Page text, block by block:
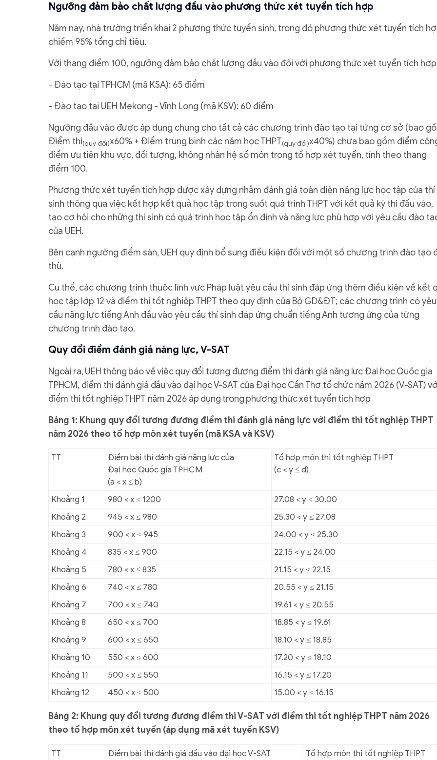
Ngưỡng đảm bảo chất lượng đầu vào phương thức xét tuyển tích hợp
Năm nay, nhà trường triển khai 2 phương thức tuyển sinh, trong đó phương thức xét tuyển tích
chiếm 95% tổng chỉ tiêu.
Với thang điểm 100, ngưỡng đảm bảo chất lượng đầu vào đối với phương thức xét tuyển tích
- Đào tạo tại TPHCM (mã KSA): 65 điểm
- Đào tạo tại UEH Mekong - Vĩnh Long (mã KSV): 60 điểm
Ngưỡng đầu vào được áp dụng chung cho tất cả các chương trình đào tạo tại từng cơ sở (bao
Điểm thi(quy đổi)x60% + Điểm trung bình các năm học THPT(quy đổi)x40%) chưa bao gồm điểm
điểm ưu tiên khu vực, đối tượng, không nhân hệ số môn trong tổ hợp xét tuyển, tính theo thang
điểm 100.
Phương thức xét tuyển tích hợp được xây dựng nhằm đánh giá toàn diện năng lực học tập của thí
sinh thông qua việc kết hợp kết quả học tập trong suốt quá trình THPT với kết quả kỳ thi đầu vào,
tạo cơ hội cho những thí sinh có quá trình học tập ổn định và năng lực phù hợp với yêu cầu đào
của UEH.
Bên cạnh ngưỡng điểm sàn, UEH quy định bổ sung điều kiện đối với một số chương trình đào tạo
thù.
Cụ thể, các chương trình thuộc lĩnh vực Pháp luật yêu cầu thí sinh đáp ứng thêm điều kiện về kết
học tập lớp 12 và điểm thi tốt nghiệp THPT theo quy định của Bộ GD&ĐT; các chương trình có yêu
cầu năng lực tiếng Anh đầu vào yêu cầu thí sinh đáp ứng chuẩn tiếng Anh tương ứng của từng
chương trình đào tạo.
Quy đổi điểm đánh giá năng lực, V-SAT
Ngoài ra, UEH thông báo về việc quy đổi tương đương điểm thi đánh giá năng lực Đại học Quốc gia
TPHCM, điểm thi đánh giá đầu vào đại học V-SAT của Đại học Cần Thơ tổ chức năm 2026 (V-SAT)
điểm thi tốt nghiệp THPT năm 2026 áp dụng trong phương thức xét tuyển tích hợp
Bảng 1: Khung quy đổi tương đương điểm thi đánh giá năng lực với điểm thi tốt nghiệp THPT
năm 2026 theo tổ hợp môn xét tuyển (mã KSA và KSV)
TT
Điểm bài thi đánh giá năng lực của
Đại học Quốc gia TPHCM
(a < x≤b)
Tổ hợp môn thi tốt nghiệp THPT
(c < y≤d)
Khoảng 1 980 < x ≤ 1200
27.08 < y ≤ 30.00
Khoảng 2
945 < x ≤ 980
25.30 < y ≤ 27.08
Khoảng 3
900 < x ≤ 945
24.00 < y ≤ 25.30
Khoảng 4
835 < x ≤ 900
22.15 < y ≤ 24.00
Khoảng 5
780 < x≤835
21.15 < y ≤ 22.15
Khoảng 6
740 < x ≤ 780
20.55 < y ≤ 21.15
Khoảng 7
700 < x ≤ 740
19.61 < y ≤ 20.55
Khoảng 8
650 < x ≤ 700
18.85 < y ≤ 19.61
Khoảng 9
600 < x ≤ 650
18.10 < y ≤ 18.85
Khoảng 10
550 < x ≤ 600
17.20 < y ≤ 18.10
Khoảng 11
500 < x ≤ 550
16.15 < y ≤ 17.20
Khoảng 12
450 < x ≤ 500 15.00 < y ≤ 16.15
Bảng 2: Khung quy đổi tương đương điểm thi V-SAT với điểm thi tốt nghiệp THPT năm 2026
theo tổ hợp môn xét tuyển (áp dụng mã xét tuyển KSV)
TT
Điểm bài thi đánh giá đầu vào đại học V-SAT
Tổ hợp môn thi tốt nghiệp THPT